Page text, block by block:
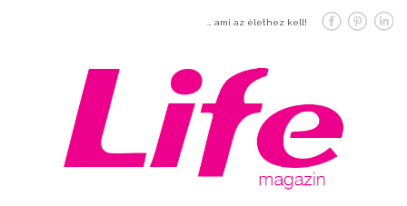
… ami az élethez kell!